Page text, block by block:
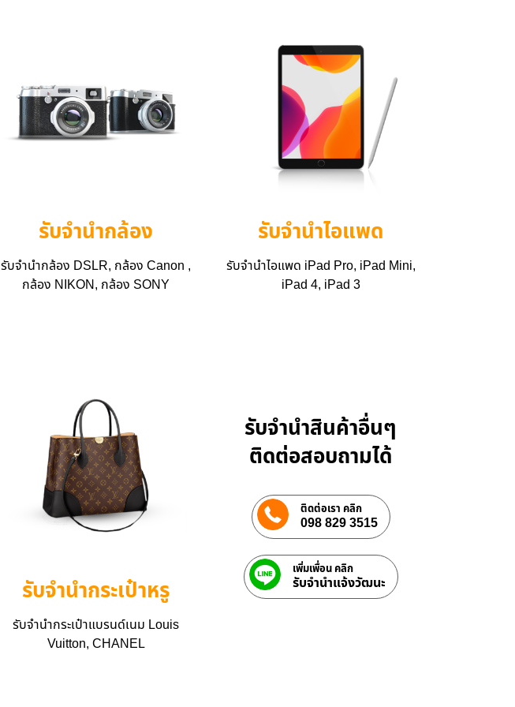
รับจำนำกล้อง
รับจำนำกล้อง DSLR, กล้อง Canon ,
กล้อง NIKON, กล้อง SONY
รับจำนำไอแพด
รับจำนำไอแพด iPad Pro, iPad Mini,
iPad 4, iPad 3
รับจำนำกระเป๋าหรู
รับจำนำกระเป๋าแบรนด์เนม Louis
Vuitton, CHANEL
รับจำนำสินค้าอื่นๆ
ติดต่อสอบถามได้
ติดต่อเรา คลิก
098 829 3515
เพิ่มเพื่อน คลิก
รับจํานําแจ้งวัฒนะ